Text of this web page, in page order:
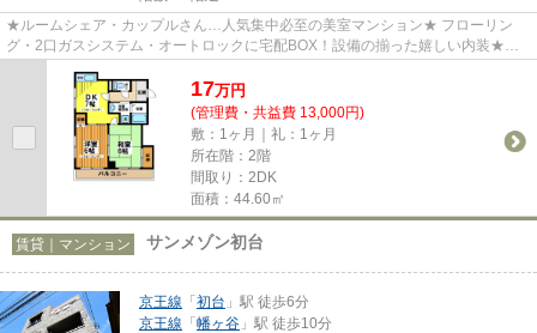
★ルームシェア・カップルさん…人気集中必至の美室マンション★ フローリン
グ・2口ガスシステム・オートロックに宅配BOX！設備の揃った嬉しい内装★南
向き…陽当たりも良好なんです★駅前商...
17万円
(管理費・共益費 13,000円)
敷：1ヶ月｜礼：1ヶ月
所在階：2階
間取り：2DK
面積：44.60㎡
賃貸｜マンション サンメゾン初台
京王線 「初台 」駅 徒歩6分
京王線 「幡ヶ谷 」駅 徒歩10分